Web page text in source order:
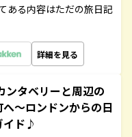
ある内容はただの旅日記
詳細を見る
ンタベリーと周辺の
～ロンドンからの日
イド♪